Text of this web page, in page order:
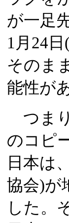
が一足
1月24
そのま
能性が
つま
のコピ
日本は
協会)が
した。